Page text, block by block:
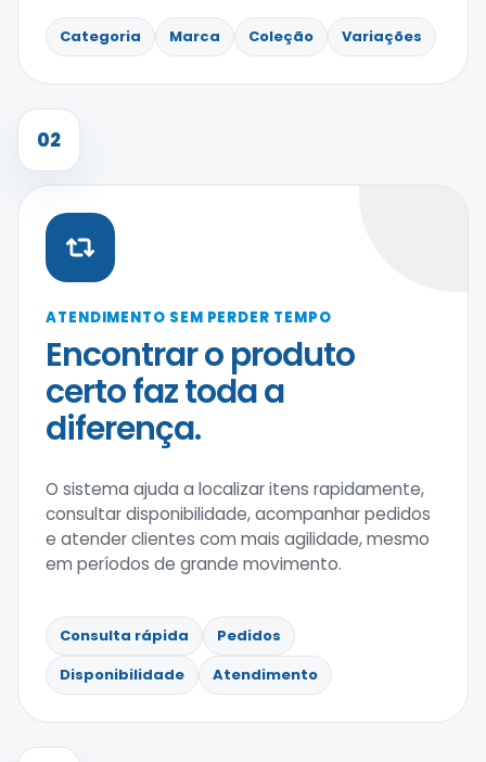
Categoria Marca Coleção Variações
02
ATENDIMENTO SEM PERDER TEMPO
Encontrar o produto
certo faz toda a
diferença.
O sistema ajuda a localizar itens rapidamente,
consultar disponibilidade, acompanhar pedidos
e atender clientes com mais agilidade, mesmo
em períodos de grande movimento.
Consulta rápida
Pedidos
Disponibilidade
Atendimento